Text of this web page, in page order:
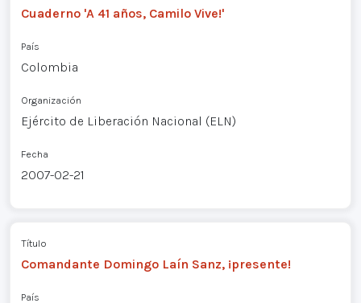
Cuaderno 'A 41 años, Camilo Vive!'
País
Colombia
Organización
Ejército de Liberación Nacional (ELN)
Fecha
2007-02-21
Título
Comandante Domingo Laín Sanz, ¡presente!
País